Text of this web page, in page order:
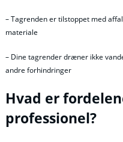
– Tagrenden er tilstoppet med
materiale
– Dine tagrender dræner ikke
andre forhindringer
Hvad er
professionel?